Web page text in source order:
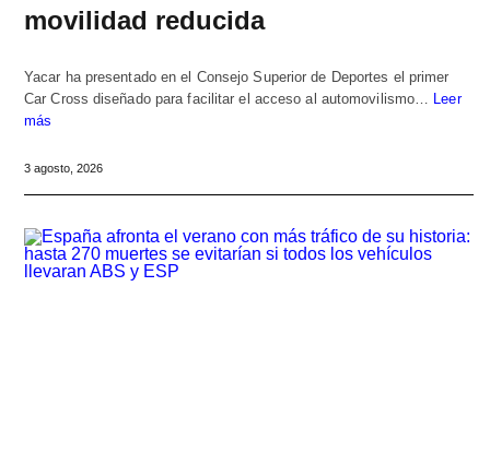
movilidad reducida
Yacar ha presentado en el Consejo Superior de Deportes el primer
Car Cross diseñado para facilitar el acceso al automovilismo… Leer
más
3 agosto, 2026